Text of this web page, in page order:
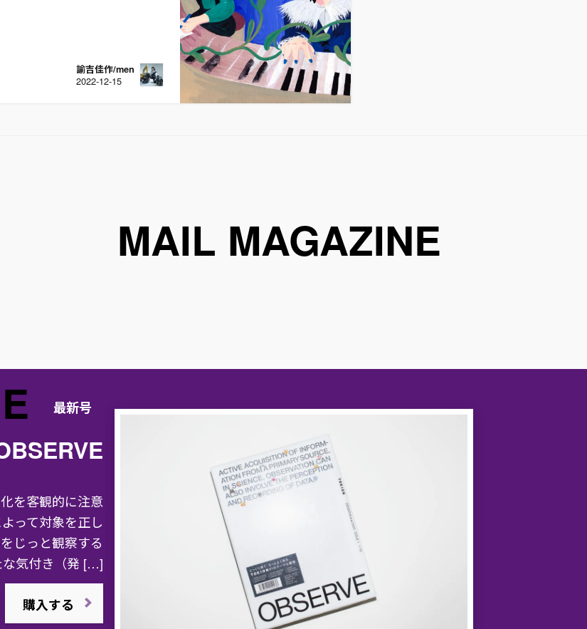
諭吉佳作/men
2022-12-15
MAIL MAGAZINE
最新号
を客観的に注意
って対象を正し
じっと観察する
な気付き（発 […]
購入する